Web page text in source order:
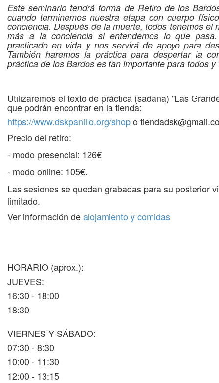
Este seminario tendrá forma de Retiro de los
cuando terminemos nuestra etapa con cuerpo
conciencia. Después de la muerte, todos tenemos el
más a la conciencia si entendemos lo que
practicado en vida y nos servirá de apoyo para
También haremos la práctica para despertar la
práctica de los Bardos es tan importante para todos y
Utilizaremos el texto de práctica (sadana) "Las
que podrán encontrar en la tienda:
https://www.dskpanillo.org/shopo
Precio del retiro:
- modo presencial: 126€
- modo online: 105€.
Las sesiones se quedan grabadas para su posterior
limitado.
Ver información dealojamiento y comidas
HORARIO (aprox.):
JUEVES:
16:30 - 18:00
18:30
VIERNES Y SÁBADO:
07:30 - 8:30
10:00 - 11:30
12:00 - 13:15